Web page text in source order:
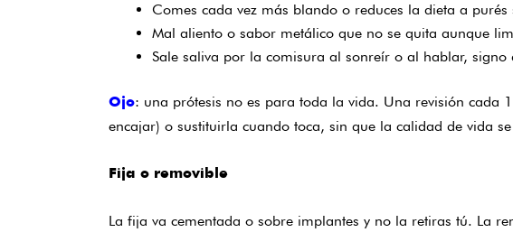
Comes cada vez más blando o reduces la dieta a
Mal aliento o sabor metálico que no se quita aunque
Sale saliva por la comisura al sonreír o al hablar, signo
Ojo: una prótesis no es para toda la vida. Una revisión cada
encajar) o sustituirla cuando toca, sin que la calidad de vida
Fija o removible
La fija va cementada o sobre implantes y no la retiras tú. La